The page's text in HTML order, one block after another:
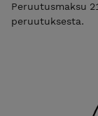
Peruutusmaksu
peruutuksesta.